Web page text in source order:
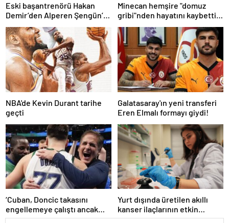
Eski başantrenörü Hakan
Demir’den Alperen Şengün’e
övgü
Minecan hemşire "domuz
gribi"nden hayatını kaybetti –
Haberler | Sağlık Haberleri
NBA'de Kevin Durant tarihe
geçti
Galatasaray'ın yeni transferi
Eren Elmalı formayı giydi!
‘Cuban, Doncic takasını
engellemeye çalıştı ancak
geç kaldı’ iddiası! NBA
Yurt dışında üretilen akıllı
kanser ilaçlarının etkin
maddesi yerli imkanlarla